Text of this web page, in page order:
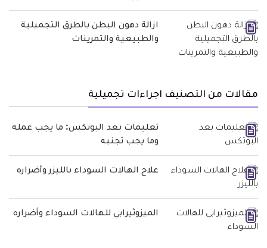
ازالة دهون البطن بالطرق التجميلية
والطبيعية والتمرينات
مقالات من التصنيف اجراءات تجميلية
تعليمات بعد البوتكس: ما يجب عمله
وما يجب تجنبه
علاج الهالات السوداء بالليزر وأضراره
الميزوثيرابي للهالات السوداء وأضراره